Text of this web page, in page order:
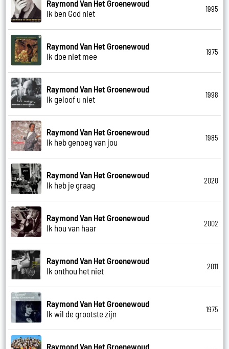
Raymond Van Het Groenewoud
Ik ben God niet
1995
Raymond Van Het Groenewoud
Ik doe niet mee
1975
Raymond Van Het Groenewoud
Ik geloof u niet
1998
Raymond Van Het Groenewoud
Ik heb genoeg van jou
1985
Raymond Van Het Groenewoud
Ik heb je graag
2020
Raymond Van Het Groenewoud
Ik hou van haar
2002
Raymond Van Het Groenewoud
Ik onthou het niet
2011
Raymond Van Het Groenewoud
Ik wil de grootste zijn
1975
Raymond Van Het Groenewoud